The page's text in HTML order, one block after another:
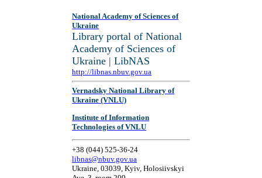
National Academy of Sciences of
Ukraine
Library portal of National
Academy of Sciences of
Ukraine | LibNAS
http://libnas.nbuv.gov.ua
Vernadsky National Library of
Ukraine (VNLU)
Institute of Information
Technologies of VNLU
+38 (044) 525-36-24
libnas@nbuv.gov.ua
Ukraine, 03039, Kyiv, Holosiivskyi